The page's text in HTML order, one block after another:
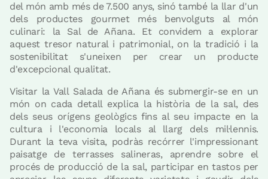
del món amb més de 7.500 anys, sinó també la llar d'un
dels productes gourmet més benvolguts al món
culinari: la Sal de Añana. Et convidem a explorar
aquest tresor natural i patrimonial, on la tradició i la
sostenibilitat s'uneixen per crear un producte
d'excepcional qualitat.
Visitar la Vall Salada de Añana és submergir-se en un
món on cada detall explica la història de la sal, des
dels seus orígens geològics fins al seu impacte en la
cultura i l'economia locals al llarg dels mil·lennis.
Durant la teva visita, podràs recórrer l'impressionant
paisatge de terrasses salineras, aprendre sobre el
procés de producció de la sal, participar en tastos per